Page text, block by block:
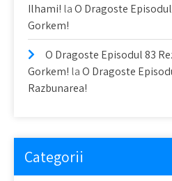
Ilhami! laO Dragoste
Gorkem!
O Dragoste Episodul 83
Gorkem! laO Dragoste
Razbunarea!
Categorii